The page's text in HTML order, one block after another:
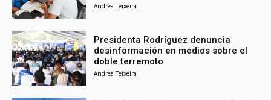
Andrea Teixeira
Presidenta Rodríguez denuncia
desinformación en medios sobre el
doble terremoto
Andrea Teixeira